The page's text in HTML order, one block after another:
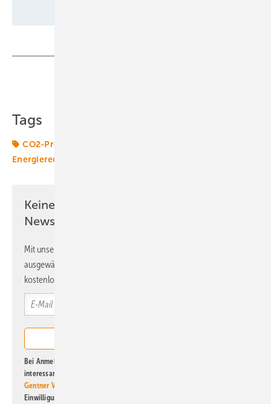
Tags
CO2-Preis
Energierecht
Keine Zeit? Kein Problem mit dem ERE
Newsletter!
Mit unserem Newsletter erhalten Sie regelmäßig von uns
ausgewählte Informationen und Neuigkeiten, gebündelt und
kostenlos direkt ins Postfach.
Bei Anmeldung zu diesem Newsletter bin ich damit einverstanden, über
interessante Verlags- und Online-Angebote
Gentner Verlag GmbH & Co. KG
Einwilligung kann ich jederzeit widerrufen und eine Abmeldung ist